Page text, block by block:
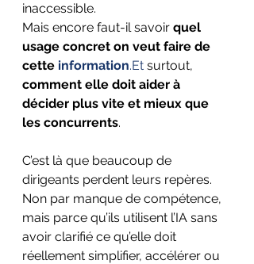
inaccessible.
Mais encore faut-il savoir quel
usage concret on veut faire de
cette information.Et surtout,
comment elle doit aider à
décider plus vite et mieux que
les concurrents.
C’est là que beaucoup de
dirigeants perdent leurs repères.
Non par manque de compétence,
mais parce qu’ils utilisent l’IA sans
avoir clarifié ce qu’elle doit
réellement simplifier, accélérer ou